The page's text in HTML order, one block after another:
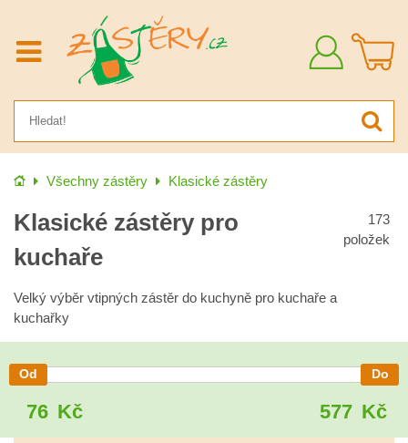
Přihlásit
Úvod Všechny zástěry Klasické zástěry
Klasické zástěry pro
kuchaře
173
položek
Velký výběr vtipných zástěr do kuchyně pro kuchaře a
kuchařky
76 Kč 577 Kč